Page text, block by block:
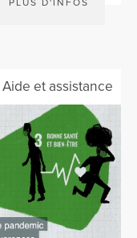
PLUS D'INFOS
Aide et assistance